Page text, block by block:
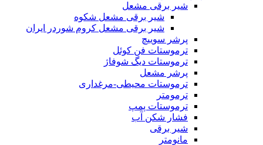
شیر برقی مشعل
شیر برقی مشعل شکوه
شیر برقی مشعل کروم شوردر ایران
پرشر سوییچ
ترموستات فن کوئل
ترموستات دیگ شوفاژ
پرشر مشعل
ترموستات محیطی-مرغداری
ترمومتر
ترموستات پمپ
فشار شکن آب
شیر برقی
مانومتر